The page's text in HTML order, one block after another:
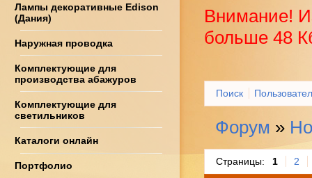
Лампы декоративные Edison
(Дания)
Наружная проводка
Комплектующие для
производства абажуров
Комплектующие для
светильников
Каталоги онлайн
Портфолио
Внимание!
больше 48
Поиск
Форум »
Страницы: 1 2